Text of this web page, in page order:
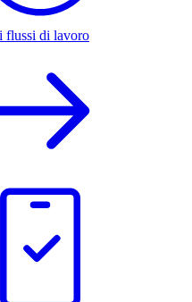
flussi di lavoro